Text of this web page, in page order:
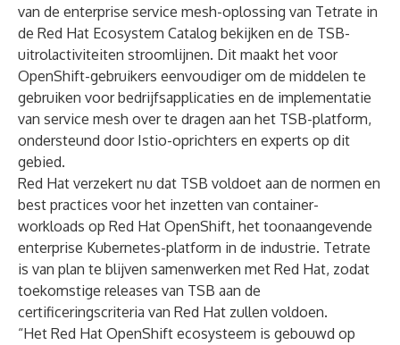
van de enterprise service mesh-oplossing van Tetrate in
de Red Hat Ecosystem Catalog bekijken en de TSB-
uitrolactiviteiten stroomlijnen. Dit maakt het voor
OpenShift-gebruikers eenvoudiger om de middelen te
gebruiken voor bedrijfsapplicaties en de implementatie
van service mesh over te dragen aan het TSB-platform,
ondersteund door Istio-oprichters en experts op dit
gebied.
Red Hat verzekert nu dat TSB voldoet aan de normen en
best practices voor het inzetten van container-
workloads op Red Hat OpenShift, het toonaangevende
enterprise Kubernetes-platform in de industrie. Tetrate
is van plan te blijven samenwerken met Red Hat, zodat
toekomstige releases van TSB aan de
certificeringscriteria van Red Hat zullen voldoen.
“Het Red Hat OpenShift ecosysteem is gebouwd op